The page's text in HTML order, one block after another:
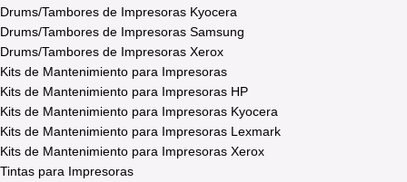
Drums/Tambores de Impresoras Kyocera
Drums/Tambores de Impresoras Samsung
Drums/Tambores de Impresoras Xerox
Kits de Mantenimiento para Impresoras
Kits de Mantenimiento para Impresoras HP
Kits de Mantenimiento para Impresoras Kyocera
Kits de Mantenimiento para Impresoras Lexmark
Kits de Mantenimiento para Impresoras Xerox
Tintas para Impresoras